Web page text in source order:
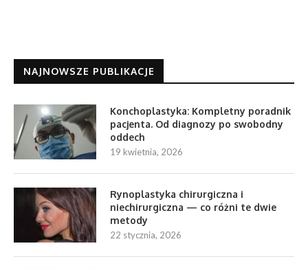
NAJNOWSZE PUBLIKACJE
Konchoplastyka: Kompletny poradnik
pacjenta. Od diagnozy po swobodny
oddech
19 kwietnia, 2026
Rynoplastyka chirurgiczna i
niechirurgiczna — co różni te dwie
metody
22 stycznia, 2026